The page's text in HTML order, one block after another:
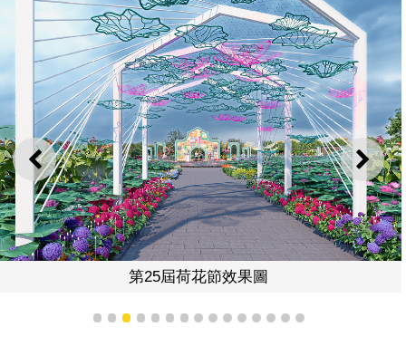
上一則 下一
第25屆荷花節效果圖
1 2 3 4 5 6 7 8 9 101112131415